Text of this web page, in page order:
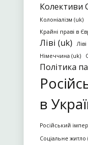
Колективи
Колоніалізм (uk)
Крайні праві в
Ліві (uk)
Німеччина (uk)
Політика
в
Російський
Соціальне житло